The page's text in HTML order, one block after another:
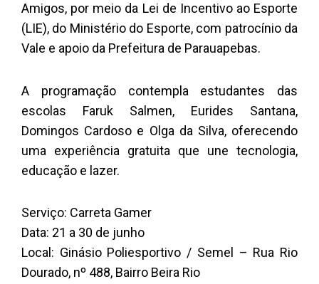
Amigos, por meio da Lei de Incentivo ao Esporte
(LIE), do Ministério do Esporte, com patrocínio da
Vale e apoio da Prefeitura de Parauapebas.
A programação contempla estudantes das
escolas Faruk Salmen, Eurides Santana,
Domingos Cardoso e Olga da Silva, oferecendo
uma experiência gratuita que une tecnologia,
educação e lazer.
Serviço: Carreta Gamer
Data: 21 a 30 de junho
Local: Ginásio Poliesportivo / Semel – Rua Rio
Dourado, nº 488, Bairro Beira Rio